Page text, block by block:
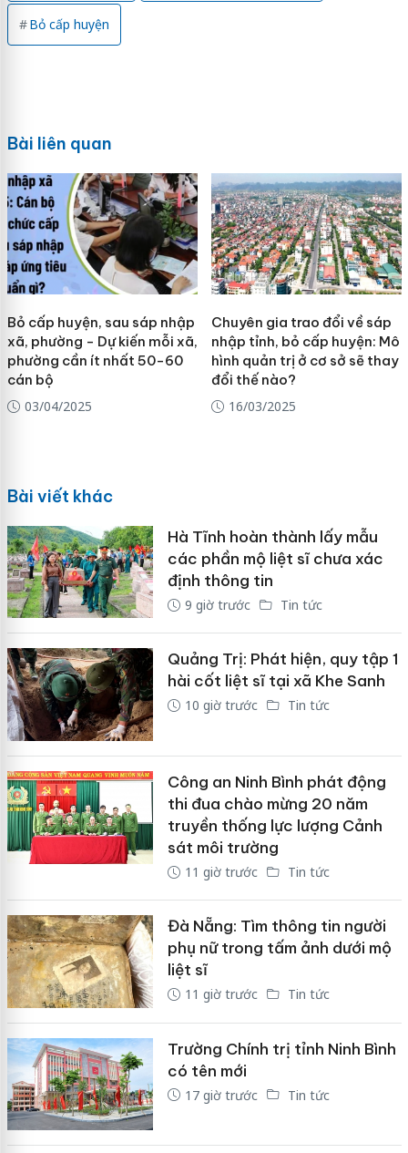
Bỏ cấp huyện
Bài liên quan
Bỏ cấp huyện, sau sáp nhập
xã, phường - Dự kiến mỗi xã,
phường cần ít nhất 50-60
cán bộ
03/04/2025
Chuyên gia trao đổi về sáp
nhập tỉnh, bỏ cấp huyện: Mô
hình quản trị ở cơ sở sẽ thay
đổi thế nào?
16/03/2025
Bài viết khác
Hà Tĩnh hoàn thành lấy mẫu
các phần mộ liệt sĩ chưa xác
định thông tin
9 giờ trước Tin tức
Quảng Trị: Phát hiện, quy tập 1
hài cốt liệt sĩ tại xã Khe Sanh
10 giờ trước Tin tức
Công an Ninh Bình phát động
thi đua chào mừng 20 năm
truyền thống lực lượng Cảnh
sát môi trường
11 giờ trước Tin tức
Đà Nẵng: Tìm thông tin người
phụ nữ trong tấm ảnh dưới mộ
liệt sĩ
11 giờ trước Tin tức
Trường Chính trị tỉnh Ninh Bình
có tên mới
17 giờ trước Tin tức